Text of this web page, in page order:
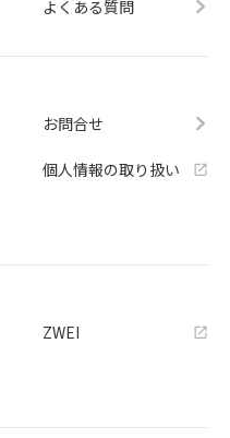
よくある質問
お問合せ
個人情報の取り扱い
ZWEI